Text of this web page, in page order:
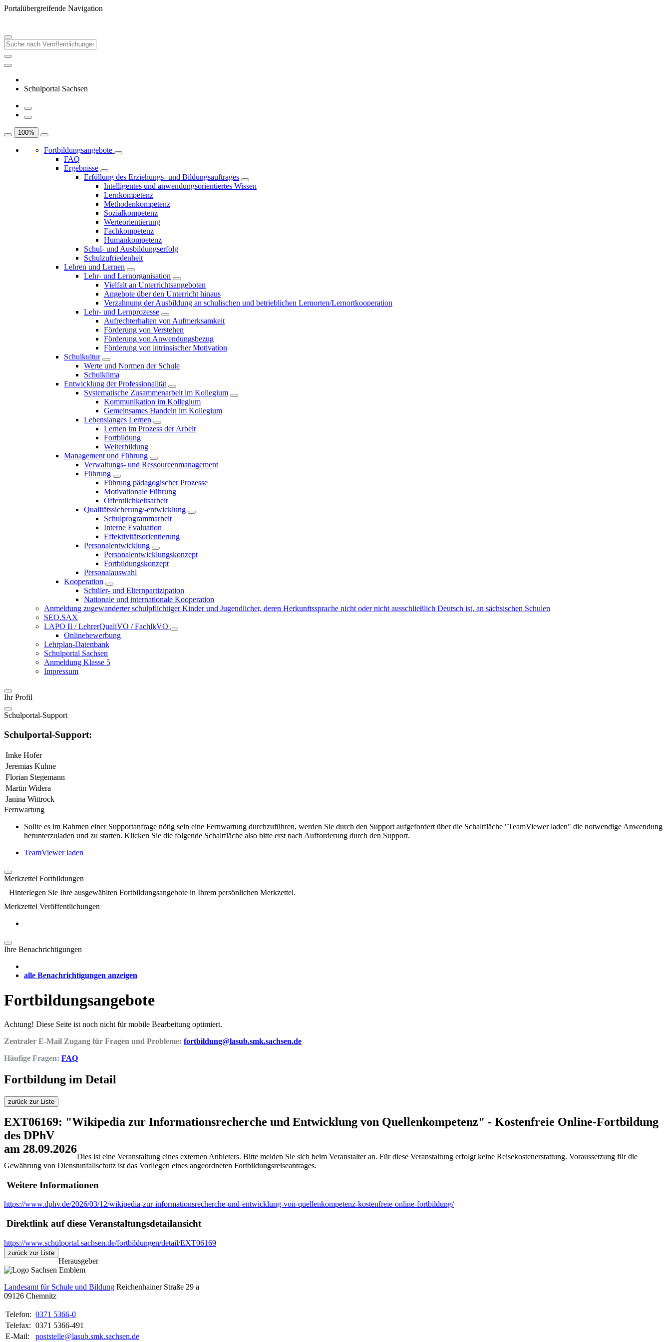
Portalübergreifende Navigation
Schulportal Sachsen
100%
Fortbildungsangebote
FAQ
Ergebnisse
Erfüllung des Erziehungs- und Bildungsauftrages
Intelligentes und anwendungsorientiertes Wissen
Lernkompetenz
Methodenkompetenz
Sozialkompetenz
Werteorientierung
Fachkompetenz
Humankompetenz
Schul- und Ausbildungserfolg
Schulzufriedenheit
Lehren und Lernen
Lehr- und Lernorganisation
Vielfalt an Unterrichtsangeboten
Angebote über den Unterricht hinaus
Verzahnung der Ausbildung an schulischen und betrieblichen Lernorten/Lernortkooperation
Lehr- und Lernprozesse
Aufrechterhalten von Aufmerksamkeit
Förderung von Verstehen
Förderung von Anwendungsbezug
Förderung von intrinsischer Motivation
Schulkultur
Werte und Normen der Schule
Schulklima
Entwicklung der Professionalität
Systematische Zusammenarbeit im Kollegium
Kommunikation im Kollegium
Gemeinsames Handeln im Kollegium
Lebenslanges Lernen
Lernen im Prozess der Arbeit
Fortbildung
Weiterbildung
Management und Führung
Verwaltungs- und Ressourcenmanagement
Führung
Führung pädagogischer Prozesse
Motivationale Führung
Öffentlichkeitsarbeit
Qualitätssicherung/-entwicklung
Schulprogrammarbeit
Interne Evaluation
Effektivitätsorientierung
Personalentwicklung
Personalentwicklungskonzept
Fortbildungskonzept
Personalauswahl
Kooperation
Schüler- und Elternpartizipation
Nationale und internationale Kooperation
Anmeldung zugewanderter schulpflichtiger Kinder und Jugendlicher, deren Herkunftssprache nicht oder nicht ausschließlich Deutsch ist, an sächsischen Schulen
SEO.SAX
LAPO II / LehrerQualiVO / FachlkVO
Onlinebewerbung
Lehrplan-Datenbank
Schulportal Sachsen
Anmeldung Klasse 5
Impressum
Ihr Profil
Schulportal-Support
Schulportal-Support:
Imke Hofer
Jeremias Kuhne
Florian Stegemann
Martin Widera
Janina Wittrock
Fernwartung
Sollte es im Rahmen einer Supportanfrage nötig sein eine Fernwartung durchzuführen, werden Sie durch den Support aufgefordert über die Schaltfläche "TeamViewer laden" die notwendige Anwendung
herunterzuladen und zu starten. Klicken Sie die folgende Schaltfläche also bitte erst nach Aufforderung durch den Support.
TeamViewer laden
Merkzettel Fortbildungen
Hinterlegen Sie Ihre ausgewählten Fortbildungsangebote in Ihrem persönlichen Merkzettel.
Merkzettel Veröffentlichungen
Ihre Benachrichtigungen
alle Benachrichtigungen anzeigen
Fortbildungsangebote
Achtung! Diese Seite ist noch nicht für mobile Bearbeitung optimiert.
Zentraler E-Mail Zugang für Fragen und Probleme: fortbildung@lasub.smk.sachsen.de
Häufige Fragen: FAQ
Fortbildung im Detail
zurück zur Liste
EXT06169: "Wikipedia zur Informationsrecherche und Entwicklung von Quellenkompetenz" - Kostenfreie Online-Fortbildung
des DPhV
am 28.09.2026
Dies ist eine Veranstaltung eines externen Anbieters. Bitte melden Sie sich beim Veranstalter an. Für diese Veranstaltung erfolgt keine Reisekostenerstattung. Voraussetzung für die
Gewährung von Dienstunfallschutz ist das Vorliegen eines angeordneten Fortbildungsreiseantrages.
Weitere Informationen
https://www.dphv.de/2026/03/12/wikipedia-zur-informationsrecherche-und-entwicklung-von-quellenkompetenz-kostenfreie-online-fortbildung/
Direktlink auf diese Veranstaltungsdetailansicht
https://www.schulportal.sachsen.de/fortbildungen/detail/EXT06169
zurück zur Liste
Herausgeber
Landesamt für Schule und Bildung Reichenhainer Straße 29 a
09126 Chemnitz
Telefon: 0371 5366-0
Telefax: 0371 5366-491
E-Mail:
poststelle@lasub.smk.sachsen.de